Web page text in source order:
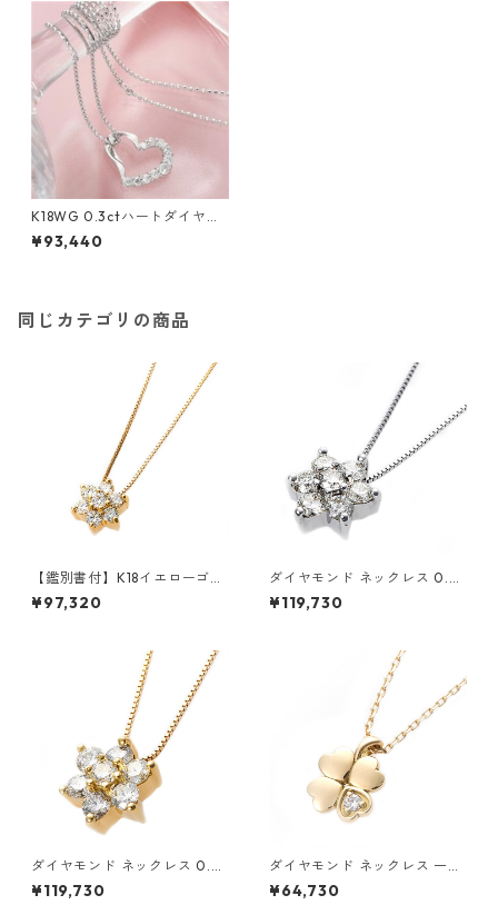
K18WG 0.3ctハートダイヤモ
ンドペンダント/ネックレス ジ
ュエリー アクセサリー レディ
¥93,440
同じカテゴリの商品
【鑑別書付】K18イエローゴー
ルド 天然ダイヤネックレス ダ
イヤモンドペンダント/ネック
¥97,320
ダイヤモンド ネックレス 0.3c
t K18 ホワイトゴールド 0.3カ
ラット 花 フラワーモチーフ ペ
¥119,730
ダイヤモンド ネックレス 0.3c
t K18 イエローゴールド 0.3カ
ラット 花 フラワーモチーフ ペ
¥119,730
ダイヤモンド ネックレス 一粒
0.014ct K18 イエローゴール
ド 四葉 クローバーモチーフ ペ
¥64,730